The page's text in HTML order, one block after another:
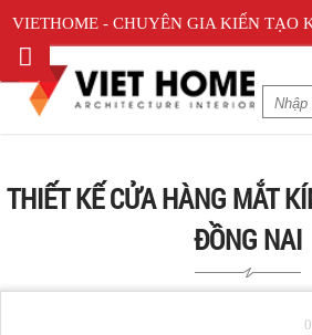
VIETHOME - CHUYÊN GIA KIẾN TẠO
THIẾT KẾ CỬA HÀNG MẮT
ĐỒNG NAI